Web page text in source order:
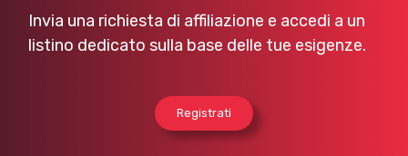
Invia una richiesta di affiliazione e accedi a un
listino dedicato sulla base delle tue esigenze.
Registrati